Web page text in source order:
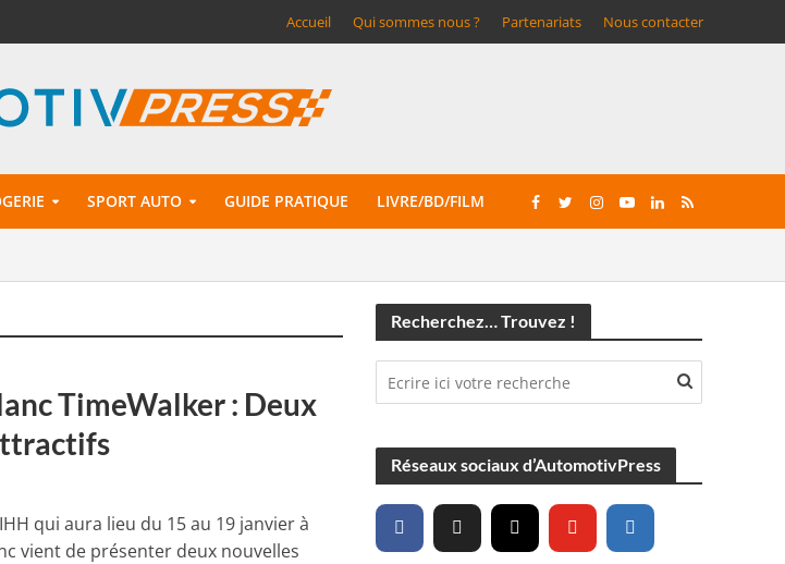
Accueil Qui sommes nous ? Partenariats Nous contacter
SPORT AUTO GUIDE PRATIQUE LIVRE/BD/FILM
TimeWalker : Deux
qui aura lieu du 15 au 19 janvier à
vient de présenter deux nouvelles
Recherchez… Trouvez !
Réseaux sociaux d’AutomotivPress